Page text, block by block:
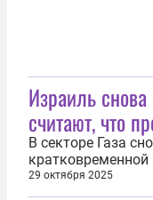
Израиль
считают, что
В секторе Газа
анклаву, попутно
участившихся
29 октября 2025